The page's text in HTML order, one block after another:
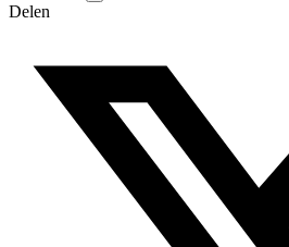
Delen